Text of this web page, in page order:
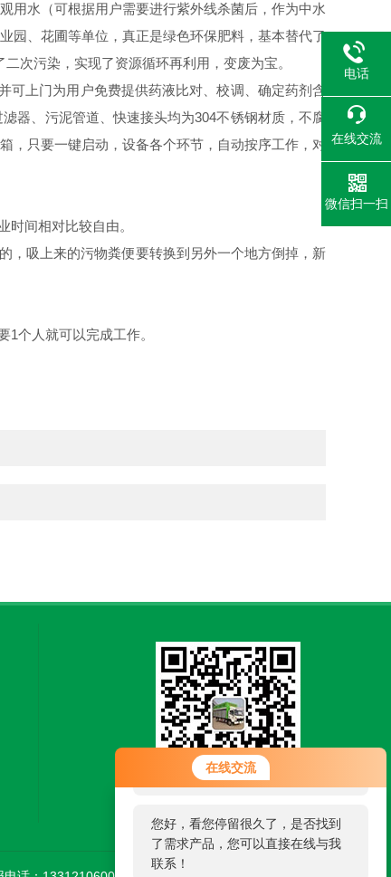
在线交流
您好！欢迎前来咨询，很高兴为您
服务，请问您要咨询什么问题呢？
您好，看您停留很久了，是否找到
了需求产品，您可以直接在线与我
联系！
用水（可根据用户需要进行紫外线杀菌后，作为中水
园、花圃等单位，真正是绿色环保肥料，基本替代了
次污染，实现了资源循环再利用，变废为宝。
可上门为用户免费提供药液比对、校调、确定药剂含
器、污泥管道、快速接头均为304不锈钢材质，不腐
，只要一键启动，设备各个环节，自动按序工作，对
时间相对比较自由。
，吸上来的污物粪便要转换到另外一个地方倒掉，新
个人就可以完成工作。
电话
在线交流
微信扫一扫